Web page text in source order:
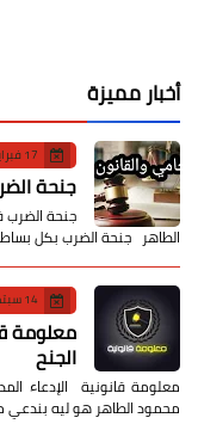
أخبار مميزة
17 فبراير 2023
جنحة
جنحة الضرب
الطاهر جنحة الضرب بكل
14 سبتمبر 2022
معلومة
الجنح
معلومة قانونية الإدعاء
محمود الطاهر هو ليه